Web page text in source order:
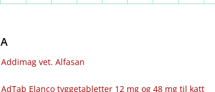
A
Addimag vet. Alfasan
AdTab Elanco tyggetabletter 12 mg og 48 mg til katt